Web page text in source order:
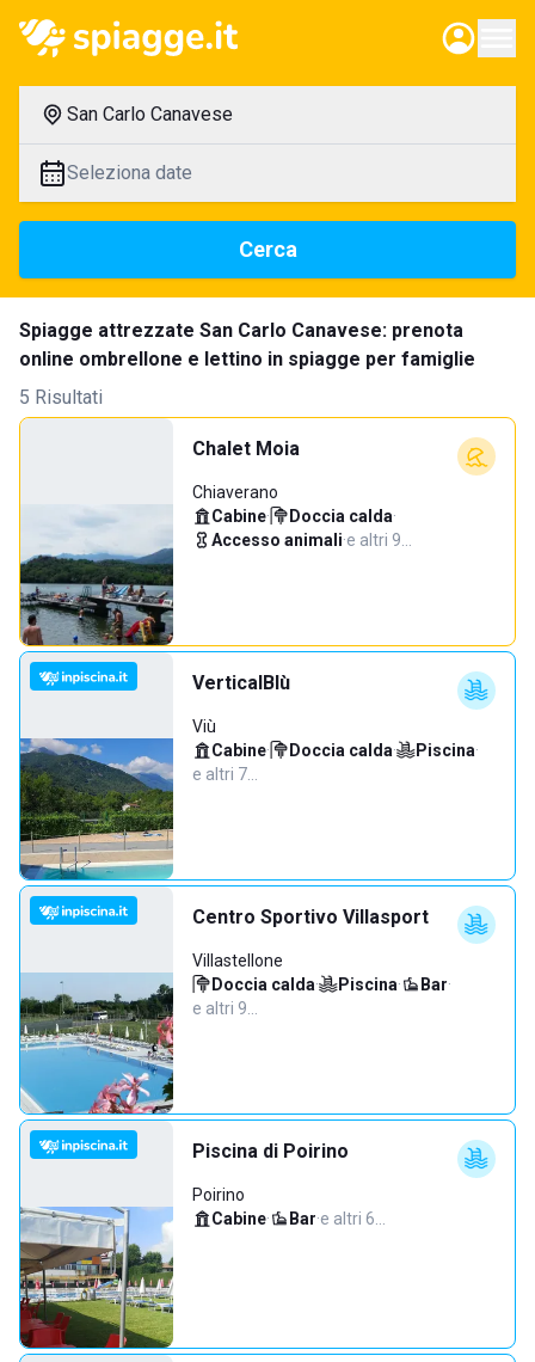
San Carlo Canavese
Seleziona date
Cerca
Spiagge attrezzate San Carlo Canavese: prenota
online ombrellone e lettino in spiagge per famiglie
5 Risultati
Chalet Moia
Chiaverano
Cabine· Doccia calda·
Accesso animali·e altri 9…
VerticalBlù
Viù
Cabine· Doccia calda· Piscina·
e altri 7…
Centro Sportivo Villasport
Villastellone
Doccia calda· Piscina· Bar·
e altri 9…
Piscina di Poirino
Poirino
Cabine· Bar·e altri 6…